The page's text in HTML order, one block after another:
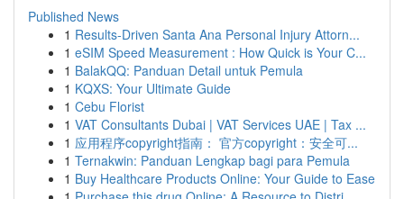
Published News
1 Results-Driven Santa Ana Personal Injury Attorn...
1 eSIM Speed Measurement : How Quick is Your C...
1 BalakQQ: Panduan Detail untuk Pemula
1 KQXS: Your Ultimate Guide
1 Cebu Florist
1 VAT Consultants Dubai | VAT Services UAE | Tax ...
1 应用程序copyright指南： 官方copyright：安全可...
1 Ternakwin: Panduan Lengkap bagi para Pemula
1 Buy Healthcare Products Online: Your Guide to Ease